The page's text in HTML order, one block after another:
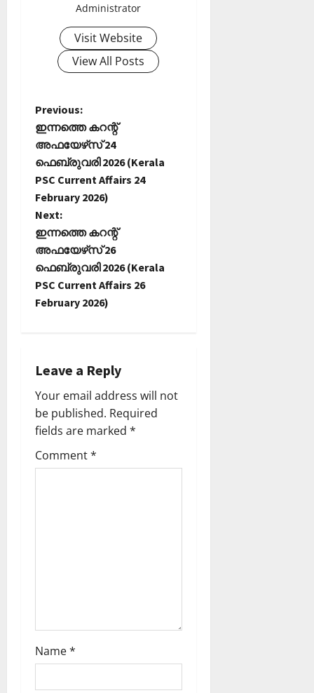
Administrator
Visit Website
View All Posts
P
o
s
t
n
a
v
a
t
i
o
Previous:
ഇന്നത്തെ കറന്റ്
അഫയേഴ്‌സ് 24
ഫെബ്രുവരി 2026 (Kerala
PSC Current Affairs 24
February 2026)
Next:
ഇന്നത്തെ കറന്റ്
അഫയേഴ്‌സ് 26
ഫെബ്രുവരി 2026 (Kerala
PSC Current Affairs 26
February 2026)
Leave a Reply
Your email address will not
be published. Required
fields are marked *
Comment*
Name*